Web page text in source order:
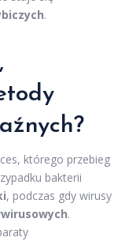
.
którego przebieg
bakterii
, podczas gdy wirusy
.